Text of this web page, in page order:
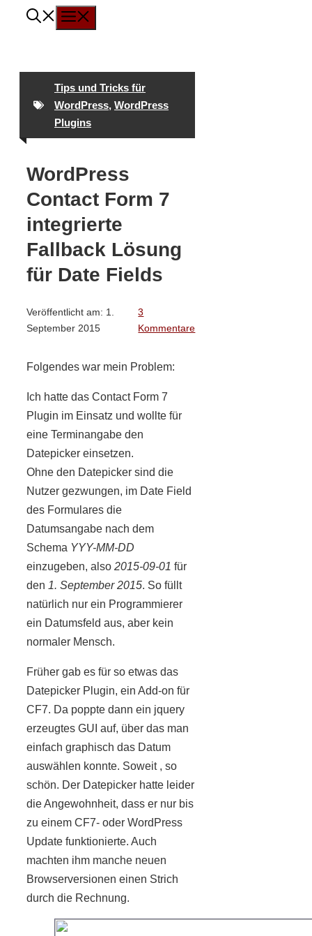
Zum
Tips und Tricks für
WordPress, WordPress
Plugins
WordPress
Contact Form 7
integrierte
Fallback Lösung
für Date Fields
Veröffentlicht am: 1.
September 2015
3
Kommentare
Folgendes war mein Problem:
Ich hatte das Contact Form 7
Plugin im Einsatz und wollte für
eine Terminangabe den
Datepicker einsetzen.
Ohne den Datepicker sind die
Nutzer gezwungen, im Date Field
des Formulares die
Datumsangabe nach dem
Schema YYY-MM-DD
einzugeben, also 2015-09-01 für
den 1. September 2015. So füllt
natürlich nur ein Programmierer
ein Datumsfeld aus, aber kein
normaler Mensch.
Früher gab es für so etwas das
Datepicker Plugin, ein Add-on für
CF7. Da poppte dann ein jquery
erzeugtes GUI auf, über das man
einfach graphisch das Datum
auswählen konnte. Soweit , so
schön. Der Datepicker hatte leider
die Angewohnheit, dass er nur bis
zu einem CF7- oder WordPress
Update funktionierte. Auch
machten ihm manche neuen
Browserversionen einen Strich
durch die Rechnung.